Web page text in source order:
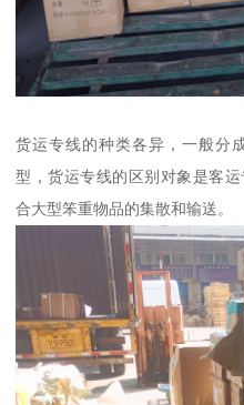
货运专线的种类各异，一般分
型，货运专线的区别对象是客
合大型笨重物品的集散和输送。